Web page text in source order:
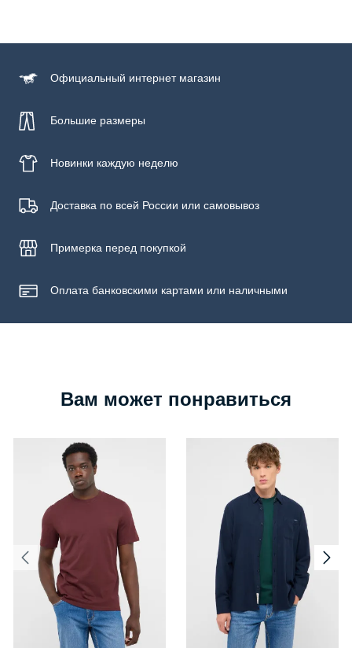
Официальный интернет магазин
Большие размеры
Новинки каждую неделю
Доставка по всей России или самовывоз
Примерка перед покупкой
Оплата банковскими картами или наличными
Вам может понравиться